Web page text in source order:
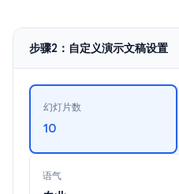
步骤2：自定义演示文稿设置
幻灯片数
10
语气